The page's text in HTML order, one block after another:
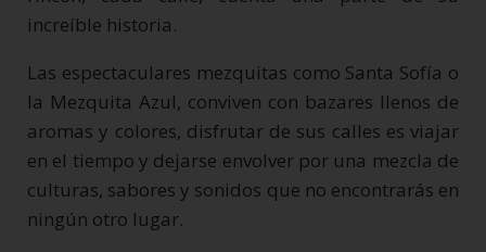
increíble historia.
Las espectaculares mezquitas como Santa Sofía o
la Mezquita Azul, conviven con bazares llenos de
aromas y colores, disfrutar de sus calles es viajar
en el tiempo y dejarse envolver por una mezcla de
culturas, sabores y sonidos que no encontrarás en
ningún otro lugar.